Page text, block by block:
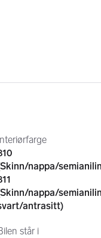
mot et lite tillegg.
nappa/
nappa/
antrasitt)
står i